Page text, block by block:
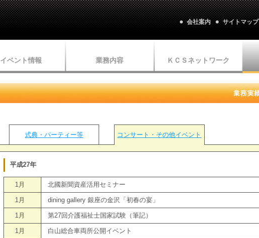
会社案内 サイトマップ
イベント情報 業務内容 ＫＣＳネットワーク
式典・パーティー等 コンサート・その他イベント
平成27年
1月 北國新聞資産活用セミナー
1月 dining gallery 銀座の金沢「初春の宴」
1月 第27回介護福祉士国家試験（筆記）
1月 白山総合車両所公開イベント